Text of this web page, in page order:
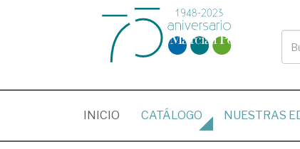
INICIO (CURRENT)
CATÁLOGO NUESTRAS